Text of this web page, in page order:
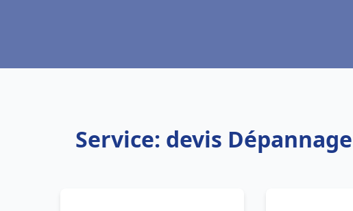
Service: devis